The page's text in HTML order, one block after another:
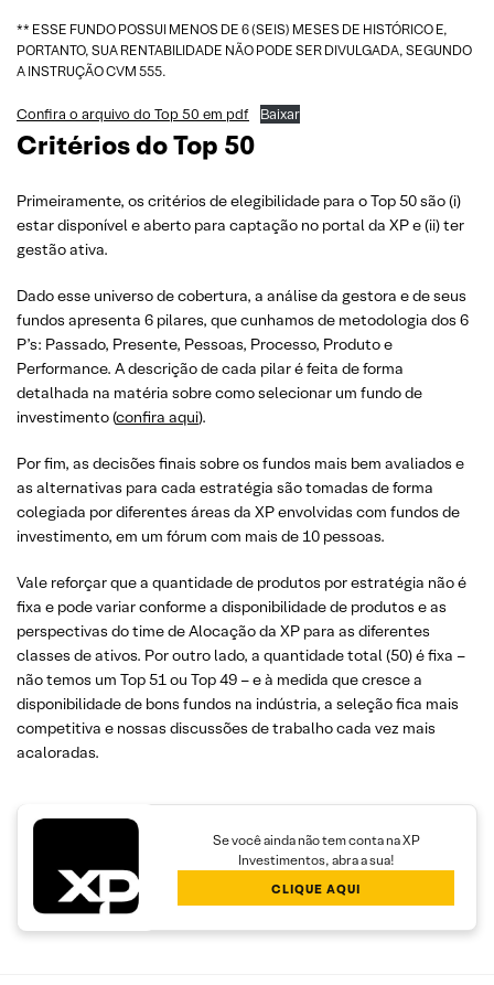
** ESSE FUNDO POSSUI MENOS DE 6 (SEIS) MESES DE HISTÓRICO E,
PORTANTO, SUA RENTABILIDADE NÃO PODE SER DIVULGADA, SEGUNDO
A INSTRUÇÃO CVM 555.
Confira o arquivo do Top 50 em pdf Baixar
Critérios do Top 50
Primeiramente, os critérios de elegibilidade para o Top 50 são (i)
estar disponível e aberto para captação no portal da XP e (ii) ter
gestão ativa.
Dado esse universo de cobertura, a análise da gestora e de seus
fundos apresenta 6 pilares, que cunhamos de metodologia dos 6
P’s: Passado, Presente, Pessoas, Processo, Produto e
Performance. A descrição de cada pilar é feita de forma
detalhada na matéria sobre como selecionar um fundo de
investimento (confira aqui).
Por fim, as decisões finais sobre os fundos mais bem avaliados e
as alternativas para cada estratégia são tomadas de forma
colegiada por diferentes áreas da XP envolvidas com fundos de
investimento, em um fórum com mais de 10 pessoas.
Vale reforçar que a quantidade de produtos por estratégia não é
fixa e pode variar conforme a disponibilidade de produtos e as
perspectivas do time de Alocação da XP para as diferentes
classes de ativos. Por outro lado, a quantidade total (50) é fixa –
não temos um Top 51 ou Top 49 – e à medida que cresce a
disponibilidade de bons fundos na indústria, a seleção fica mais
competitiva e nossas discussões de trabalho cada vez mais
acaloradas.
Se você ainda não tem conta na XP
Investimentos, abra a sua!
CLIQUE AQUI